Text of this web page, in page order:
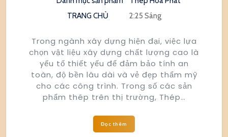
TRANG CHỦ
2:25 Sáng
Trong ngành xây dựng hiện đại, việc lựa
chọn vật liệu xây dựng chất lượng cao là
yếu tố thiết yếu để đảm bảo tính an
toàn, độ bền lâu dài và vẻ đẹp thẩm mỹ
cho các công trình. Trong số các sản
phẩm thép trên thị trường, Thép…
Đọc thêm